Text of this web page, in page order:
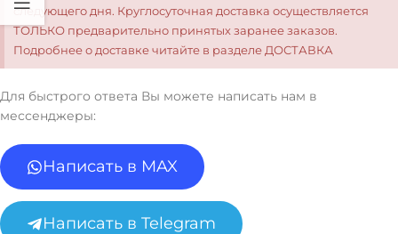
следующего дня. Круглосуточная доставка осуществляется
ТОЛЬКО предварительно принятых заранее заказов.
Подробнее о доставке читайте в разделе ДОСТАВКА
Для быстрого ответа Вы можете написать нам в
мессенджеры:
Написать в MAX
Написать в Telegram